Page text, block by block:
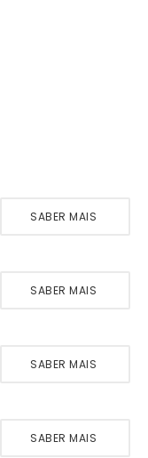
SABER MAIS
SABER MAIS
SABER MAIS
SABER MAIS